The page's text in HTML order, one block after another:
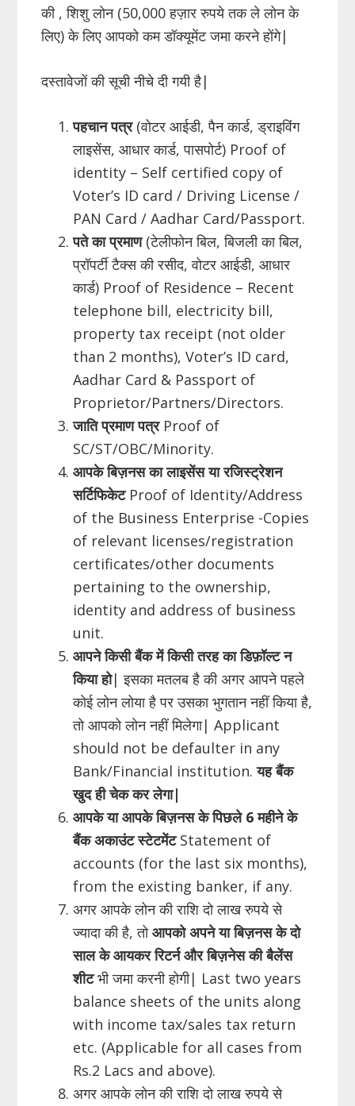
की , शिशु लोन (50,000 हज़ार रुपये तक ले लोन के
लिए) के लिए आपको कम डॉक्यूमेंट जमा करने होंगे|
दस्तावेजों की सूची नीचे दी गयी है|
पहचान पत्र(वोटर आईडी, पैन कार्ड, ड्राइविंग
लाइसेंस, आधार कार्ड, पासपोर्ट) Proof of
identity – Self certified copy of
Voter’s ID card / Driving License /
PAN Card / Aadhar Card/Passport.
पते का प्रमाण(टेलीफोन बिल, बिजली का बिल,
प्रॉपर्टी टैक्स की रसीद, वोटर आईडी, आधार
कार्ड) Proof of Residence – Recent
telephone bill, electricity bill,
property tax receipt (not older
than 2 months), Voter’s ID card,
Aadhar Card & Passport of
Proprietor/Partners/Directors.
जाति प्रमाण पत्रProof of
SC/ST/OBC/Minority.
आपके बिज़नस का लाइसेंस या रजिस्ट्रेशन
सर्टिफिकेटProof of Identity/Address
of the Business Enterprise -Copies
of relevant licenses/registration
certificates/other documents
pertaining to the ownership,
identity and address of business
unit.
आपने किसी बैंक में किसी तरह का डिफ़ॉल्ट न
किया हो| इसका मतलब है की अगर आपने पहले
कोई लोन लोया है पर उसका भुगतान नहीं किया है,
तो आपको लोन नहीं मिलेगा| Applicant
should not be defaulter in any
Bank/Financial institution.यह बैंक
खुद ही चेक कर लेगा|
आपके या आपके बिज़नस के पिछले 6 महीने के
बैंक अकाउंट स्टेटमेंटStatement of
accounts (for the last six months),
from the existing banker, if any.
अगर आपके लोन की राशि दो लाख रुपये से
ज्यादा की है, तोआपको अपने या बिज़नस के दो
साल के आयकर रिटर्न और बिज़नेस की बैलेंस
शीटभी जमा करनी होगी| Last two years
balance sheets of the units along
with income tax/sales tax return
etc. (Applicable for all cases from
Rs.2 Lacs and above).
अगर आपके लोन की राशि दो लाख रुपये से